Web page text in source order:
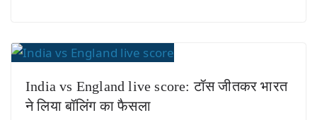
India vs England live score: टॉस जीतकर भारत
ने लिया बॉलिंग का फैसला